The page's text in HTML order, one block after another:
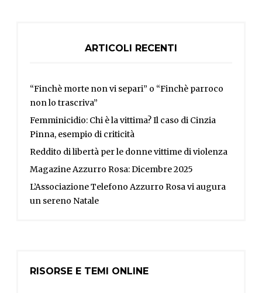
ARTICOLI RECENTI
“Finchè morte non vi separi” o “Finchè parroco
non lo trascriva”
Femminicidio: Chi è la vittima? Il caso di Cinzia
Pinna, esempio di criticità
Reddito di libertà per le donne vittime di violenza
Magazine Azzurro Rosa: Dicembre 2025
L’Associazione Telefono Azzurro Rosa vi augura
un sereno Natale
RISORSE E TEMI ONLINE